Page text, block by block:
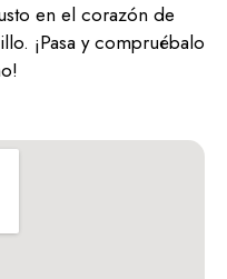
en el corazón de
¡Pasa y compruébalo